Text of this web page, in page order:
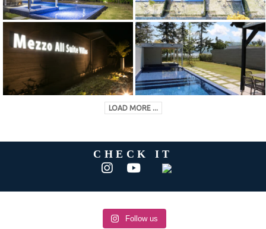
LOAD MORE ...
CHECK IT
Follow us